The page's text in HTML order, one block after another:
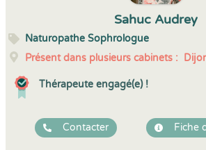
Sahuc Audrey
Naturopathe Sophrologue
Présent dans plusieurs cabinets :
Thérapeute engagé(e) !
Contacter Fiche